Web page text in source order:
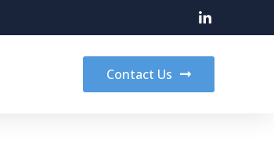
Contact Us